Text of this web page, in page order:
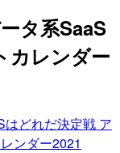
タ系SaaS
カレンダー
どれだ決定戦 ア
ンダー2021